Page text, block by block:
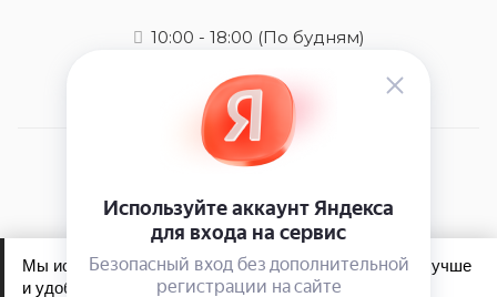
10:00 - 18:00 (По будням)
2026 © Mens-care - интернет-магазин
Мы используем файлы cookie, чтобы сайт работал лучше
и удобнее для вас.